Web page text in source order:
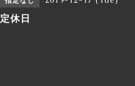
定休日